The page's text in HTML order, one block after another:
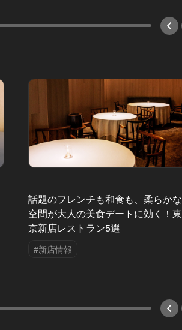
話題のフレンチも和食も、柔らかな
空間が大人の美食デートに効く！東
京新店レストラン5選
#新店情報